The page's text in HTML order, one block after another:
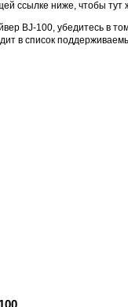
ссылке ниже, чтобы
BJ-100, убедитесь в
в список